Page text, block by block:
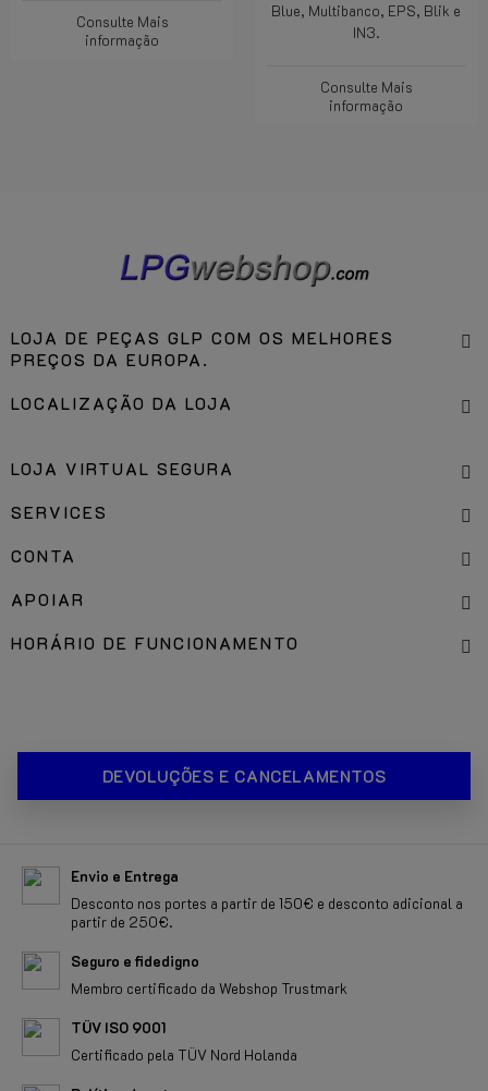
Consulte Mais
informação
Blue, Multibanco, EPS, Blik e
IN3.
Consulte Mais
informação
LOJA DE PEÇAS GLP COM OS MELHORES
PREÇOS DA EUROPA.
LOCALIZAÇÃO DA LOJA
LOJA VIRTUAL SEGURA
SERVICES
CONTA
APOIAR
HORÁRIO DE FUNCIONAMENTO
DEVOLUÇÕES E CANCELAMENTOS
Envio e Entrega
Desconto nos portes a partir de 150€ e desconto adicional a
partir de 250€.
Seguro e fidedigno
Membro certificado da Webshop Trustmark
TÜV ISO 9001
Certificado pela TÜV Nord Holanda